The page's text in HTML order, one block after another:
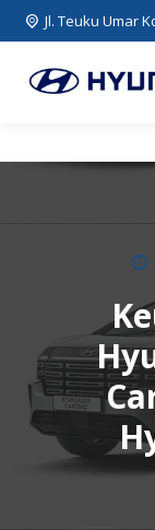
Jl. Teuku Umar
Artikel
Kontak